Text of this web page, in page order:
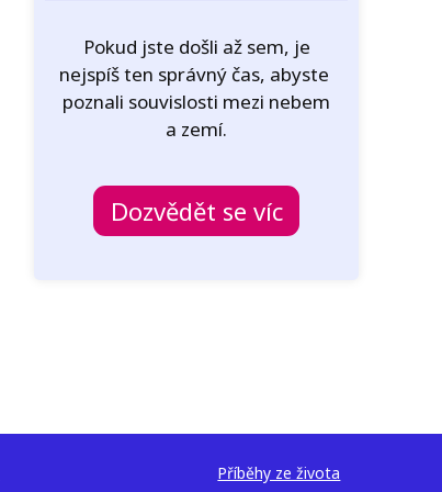
Pokud jste došli až sem, je
nejspíš ten správný čas, abyste
poznali souvislosti mezi nebem
a zemí.
Dozvědět se víc
Příběhy ze života